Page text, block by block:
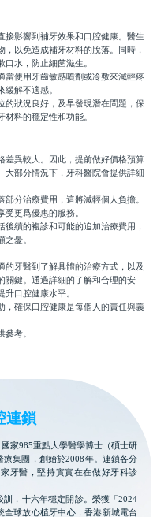
影響到補牙效果和口腔健康。醫生
以免造成補牙材料的脫落。同時，
水，防止細菌滋生。
使用牙齒敏感噴劑或冷敷來減輕疼
解不適感。
狀況良好，及早發現潛在問題，保
料的穩定性和功能。
異較大。因此，提前做好價格預算
大部分情況下，牙科醫院會提供詳細
分治療費用，這將減輕個人負擔。
更爲優惠的服務。
續的複診和可能的追加治療費用，
憂。
牙醫到了解具體的治療方式，以及
關鍵。通過詳細的了解和合理的安
口腔健康水平。
確保口腔健康是每個人的責任與義
考。
連鎖
家985重點大學醫學博士（碩士研
集團，創始於2008年。連鎖各分
牙醫，堅持實實在在做好牙科診
，十六年穩定開診。榮獲「2024
球放心植牙中心，香港新城電台